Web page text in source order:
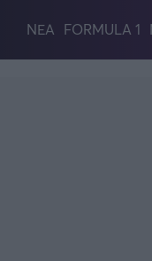
ΝΕΑ FORMULA 1